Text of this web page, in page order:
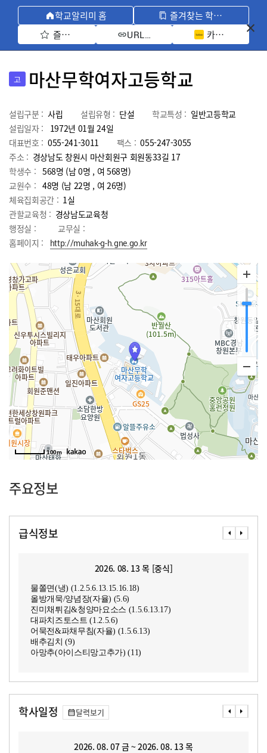
학교알리미 홈
즐겨찾는 학교 모아보기
즐겨찾기 선택
URL 복사 카카오톡 공유
고 마산무학여자고등학교
설립구분 : 사립 설립유형 : 단설 학교특성 : 일반고등학교
설립일자 :
1972년 01월 24일
대표번호 : 055-241-3011 팩스 : 055-247-3055
주소 : 경상남도 창원시 마산회원구 회원동33길 17
학생수 : 568명 (남 0명 , 여 568명)
교원수 : 48명 (남 22명 , 여 26명)
체육집회공간 : 1실
관할교육청 : 경상남도교육청
행정실 :
교무실 :
홈페이지 :
http://muhak-g-h.gne.go.kr
100m
주요정보
급식정보
2026. 08. 13 목 [중식]
물쫄면(냉) (1.2.5.6.13.15.16.18)
올방개묵/양념장(자율) (5.6)
진미채튀김&청양마요소스 (1.5.6.13.17)
대파치즈토스트 (1.2.5.6)
어묵전&파채무침(자율) (1.5.6.13)
배추김치 (9)
아망추(아이스티망고추가) (11)
학사일정 달력보기
2026. 08. 07 금 ~ 2026. 08. 13 목